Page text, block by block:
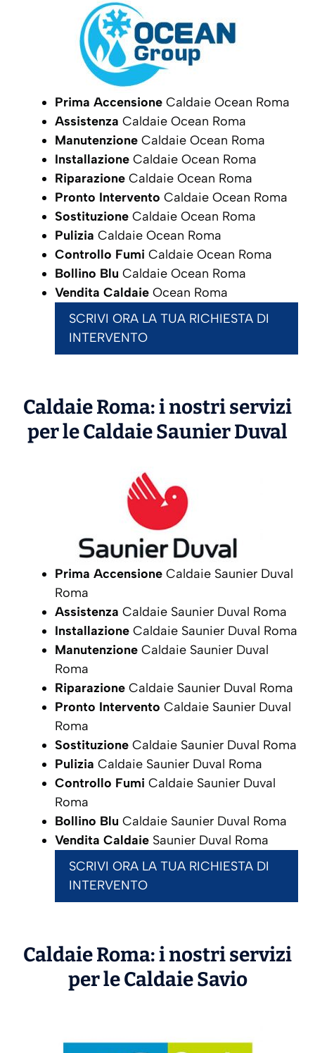
Prima Accensione Caldaie Ocean Roma
Assistenza Caldaie Ocean Roma
Manutenzione Caldaie Ocean Roma
Installazione Caldaie Ocean Roma
Riparazione Caldaie Ocean Roma
Pronto Intervento Caldaie Ocean Roma
Sostituzione Caldaie Ocean Roma
Pulizia Caldaie Ocean Roma
Controllo Fumi Caldaie Ocean Roma
Bollino Blu Caldaie Ocean Roma
Vendita Caldaie Ocean Roma
SCRIVI ORA LA TUA RICHIESTA DI
INTERVENTO
Caldaie Roma: i nostri servizi
per le CaldaieSaunier Duval
Prima Accensione Caldaie Saunier Duval
Roma
Assistenza Caldaie Saunier Duval Roma
Installazione Caldaie Saunier Duval Roma
Manutenzione Caldaie Saunier Duval
Roma
Riparazione Caldaie Saunier Duval Roma
Pronto Intervento Caldaie Saunier Duval
Roma
Sostituzione Caldaie Saunier Duval Roma
Pulizia Caldaie Saunier Duval Roma
Controllo Fumi Caldaie Saunier Duval
Roma
Bollino Blu Caldaie Saunier Duval Roma
Vendita Caldaie Saunier Duval Roma
SCRIVI ORA LA TUA RICHIESTA DI
INTERVENTO
Caldaie Roma: i nostri servizi
per le CaldaieSavio